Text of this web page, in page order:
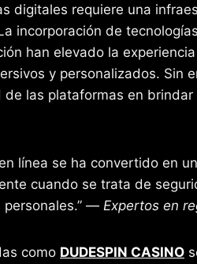
digitales requiere una
incorporación de
han elevado la
y personalizados. Sin
las plataformas en
línea se ha convertido en
cuando se trata de
— Expertos en
como DUDESPIN CASINO